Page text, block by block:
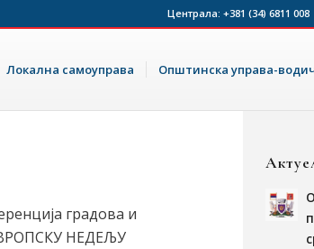
Централа: +381 (34) 6811 008
Локална самоуправа Општинска управа-
градова и
НЕДЕЉУ